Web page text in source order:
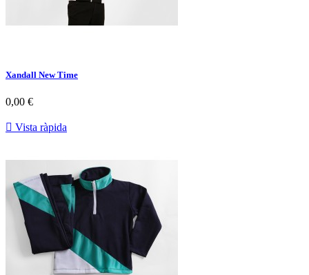
Xandall New Time
0,00 €
 Vista ràpida